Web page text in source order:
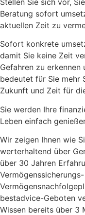
Beratung sofort
aktuellen Zeit zu
Sofort konkrete
damit Sie keine Zeit
Gefahren zu erkennen
bedeutet für Sie mehr
Zukunft und Zeit für
Sie werden Ihre
Leben einfach
Wir zeigen Ihnen wie
werterhaltend über
über 30 Jahren
bestadvice-Geboten
Wissen bereits über 3